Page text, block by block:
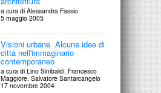
a cura di Alessandra Fassio
5 maggio 2005
Visioni urbane. Alcune idee di
città nell'immaginario
contemporaneo
a cura di Lino Sinibaldi, Francesco
Maggiore, Salvatore Santarcangelo
17 novembre 2004